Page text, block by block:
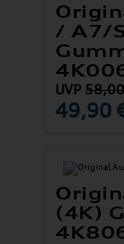
/ A7/
UVP58,00
49,90
(4K)